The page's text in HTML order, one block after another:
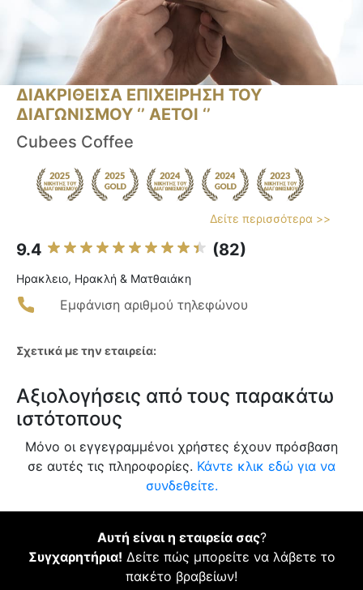
ΔΙΑΚΡΙΘΕΙΣΑ ΕΠΙΧΕΙΡΗΣΗ ΤΟΥ
ΔΙΑΓΩΝΙΣΜΟΥ ‘’ ΑΕΤΟΙ ‘’
Cubees Coffee
Δείτε περισσότερα >>
9.4 (82)
Ηρακλειο, Ηρακλή & Ματθαιάκη
Εμφάνιση αριθμού τηλεφώνου
Σχετικά με την εταιρεία:
Αξιολογήσεις από τους παρακάτω
ιστότοπους
Μόνο οι εγγεγραμμένοι χρήστες έχουν πρόσβαση
σε αυτές τις πληροφορίες. Κάντε κλικ εδώ για να
συνδεθείτε.
Αυτή είναι η εταιρεία σας?
Συγχαρητήρια! Δείτε πώς μπορείτε να λάβετε το
πακέτο βραβείων!